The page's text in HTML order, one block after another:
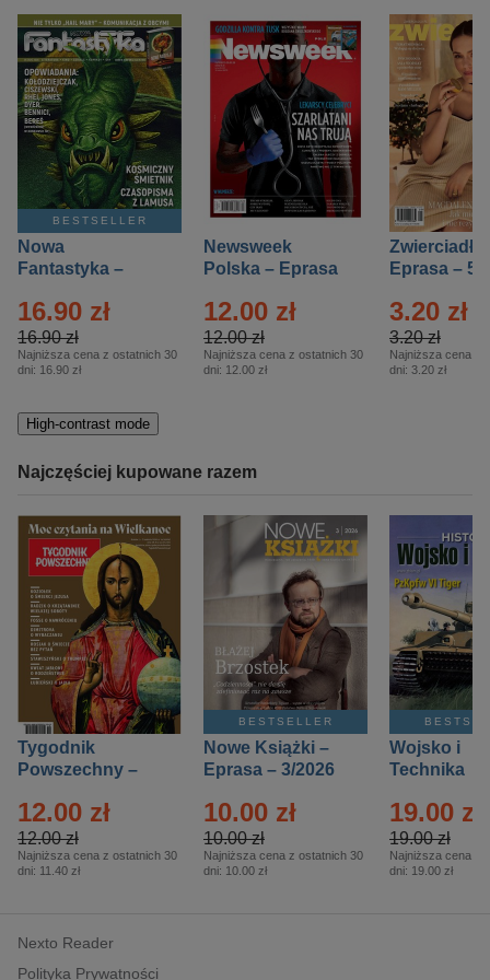
BESTSELLER
Nowa
Fantastyka –
16.90 zł
16.90 zł
Najniższa cena z ostatnich 30
dni: 16.90 zł
Newsweek
Polska – Eprasa
12.00 zł
12.00 zł
Najniższa cena z ostatnich 30
dni: 12.00 zł
Zwierciadło
Eprasa – 5/
3.20 zł
3.20 zł
Najniższa cena z
dni: 3.20 zł
High-contrast mode
Najczęściej kupowane razem
Tygodnik
Powszechny –
12.00 zł
12.00 zł
Najniższa cena z ostatnich 30
dni: 11.40 zł
BESTSELLER
Nowe Książki –
Eprasa – 3/2026
10.00 zł
10.00 zł
Najniższa cena z ostatnich 30
dni: 10.00 zł
Wojsko i
Technika
– 2/2026
19.00 zł
19.00 zł
Najniższa cena z
dni: 19.00 zł
Nexto Reader
Polityka Prywatności